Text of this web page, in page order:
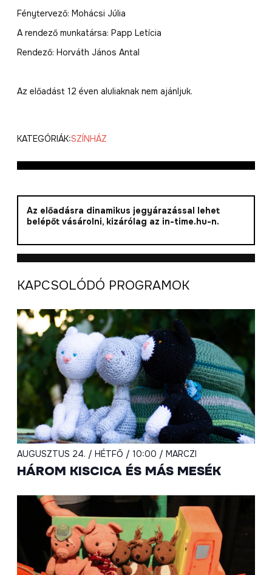
Fénytervező: Mohácsi Júlia
A rendező munkatársa: Papp Letícia
Rendező: Horváth János Antal
Az előadást 12 éven aluliaknak nem ajánljuk.
KATEGÓRIÁK:SZÍNHÁZ
Az előadásra dinamikus jegyárazással lehet
belépőt vásárolni, kizárólag az in-time.hu-n.
KAPCSOLÓDÓ PROGRAMOK
AUGUSZTUS 24. / HÉTFŐ / 10:00 / MARCZI
HÁROM KISCICA ÉS MÁS MESÉK